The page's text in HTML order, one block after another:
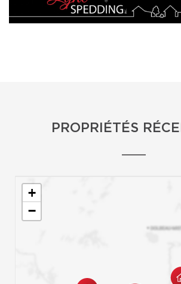
PROPRIÉTÉS
+
−